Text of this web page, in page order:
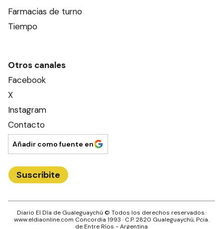
Farmacias de turno
Tiempo
Otros canales
Facebook
X
Instagram
Contacto
Añadir como fuente en
Suscribite
Diario El Día de Gualeguaychú © Todos los derechos reservados.·
www.eldiaonline.com Concordia 1993 · C.P.2820 Gualeguaychú, Pcia.
deEntre Ríos - Argentina